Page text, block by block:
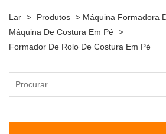
Lar > Produtos > Máquina Formadora
Máquina De Costura Em Pé >
Formador De Rolo De Costura Em Pé